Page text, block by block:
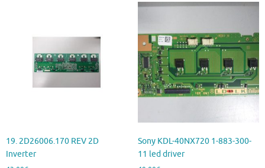
19. 2D26006.170 REV 2D
Inverter
Sony KDL-40NX720 1-883-300-
11 led driver